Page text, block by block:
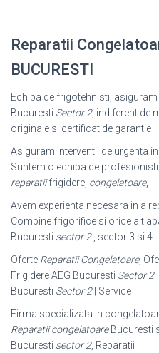
Reparatii
BUCURESTI
Echipa de frigotehnisti, asiguram
Bucuresti Sector 2, indiferent de
originale si certificat de garantie
Asiguram interventii de urgenta in
Suntem o echipa de
reparatiifrigidere, congelatoare,
Avem experienta necesara in a
Combine frigorifice si orice alt
Bucuresti sector 2, sector 3 si 4 .
Oferte Reparatii Congelatoare,
Frigidere AEG Bucuresti Sector 2|
Bucuresti Sector 2| Service
Firma specializata in
Reparatii congelatoareBucuresti
Bucuresti sector 2, Reparatii